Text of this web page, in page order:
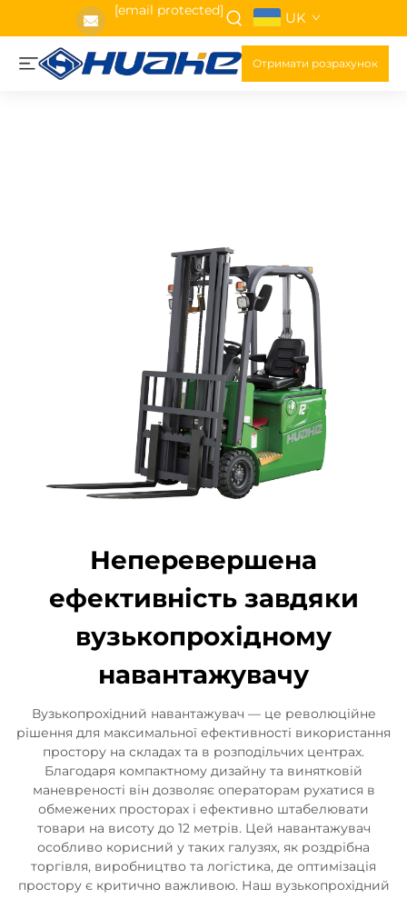
[email protected] UK
Отримати розрахунок
Неперевершена
ефективність завдяки
вузькопрохідному
навантажувачу
Вузькопрохідний навантажувач — це революційне
рішення для максимальної ефективності використання
простору на складах та в розподільчих центрах.
Благодаря компактному дизайну та винятковій
маневреності він дозволяє операторам рухатися в
обмежених просторах і ефективно штабелювати
товари на висоту до 12 метрів. Цей навантажувач
особливо корисний у таких галузях, як роздрібна
торгівля, виробництво та логістика, де оптимізація
простору є критично важливою. Наш вузькопрохідний